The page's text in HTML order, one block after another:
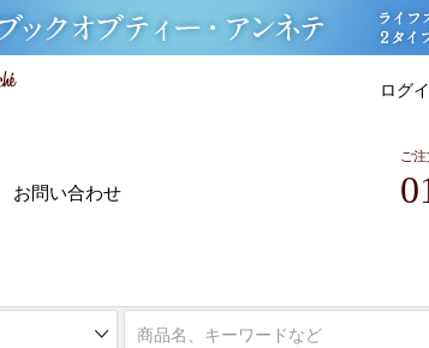
ログ
お問い合わせ
ご